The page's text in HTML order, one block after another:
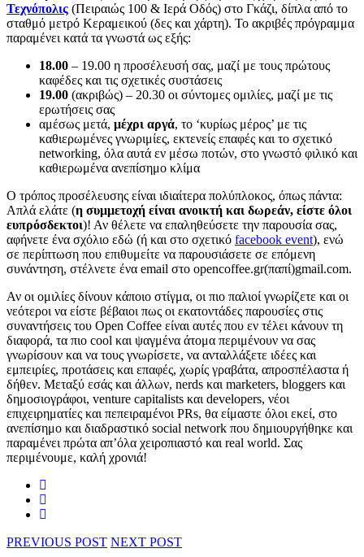
Τεχνόπολις (Πειραιώς 100 & Ιερά Οδός) στο Γκάζι, δίπλα από το
σταθμό μετρό Κεραμεικού (δες και χάρτη). Το ακριβές πρόγραμμα
παραμένει κατά τα γνωστά ως εξής:
18.00 – 19.00 η προσέλευσή σας, μαζί με τους πρώτους
καφέδες και τις σχετικές συστάσεις
19.00 (ακριβώς) – 20.30 οι σύντομες ομιλίες, μαζί με τις
ερωτήσεις σας
αμέσως μετά, μέχρι αργά, το ‘κυρίως μέρος’ με τις
καθιερωμένες γνωριμίες, εκτενείς επαφές και το σχετικό
networking, όλα αυτά εν μέσω ποτών, στο γνωστό φιλικό και
καθιερωμένα ανεπίσημο κλίμα
Ο τρόπος προσέλευσης είναι ιδιαίτερα πολύπλοκος, όπως πάντα:
Απλά ελάτε (η συμμετοχή είναι ανοικτή και δωρεάν, είστε όλοι
ευπρόσδεκτοι)! Αν θέλετε να επαληθεύσετε την παρουσία σας,
αφήνετε ένα σχόλιο εδώ (ή και στο σχετικό facebook event), ενώ
σε περίπτωση που επιθυμείτε να παρουσιάσετε σε επόμενη
συνάντηση, στέλνετε ένα email στο opencoffee.gr(παπί)gmail.com.
Αν οι ομιλίες δίνουν κάποιο στίγμα, οι πιο παλιοί γνωρίζετε και οι
νεότεροι να είστε βέβαιοι πως οι εκατοντάδες παρουσίες στις
συναντήσεις του Open Coffee είναι αυτές που εν τέλει κάνουν τη
διαφορά, τα πιο cool και ψαγμένα άτομα περιμένουν να σας
γνωρίσουν και να τους γνωρίσετε, να ανταλλάξετε ιδέες και
εμπειρίες, προτάσεις και επαφές, χωρίς γραβάτα, απροσπέλαστα ή
δήθεν. Μεταξύ εσάς και άλλων, nerds και marketers, bloggers και
δημοσιογράφοι, venture capitalists και developers, νέοι
επιχειρηματίες και πεπειραμένοι PRs, θα είμαστε όλοι εκεί, στο
ανεπίσημο και διαδραστικό social network που δημιουργήθηκε και
παραμένει πρώτα απ’όλα χειροπιαστό και real world. Σας
περιμένουμε, καλή χρονιά!
PREVIOUS POST NEXT POST